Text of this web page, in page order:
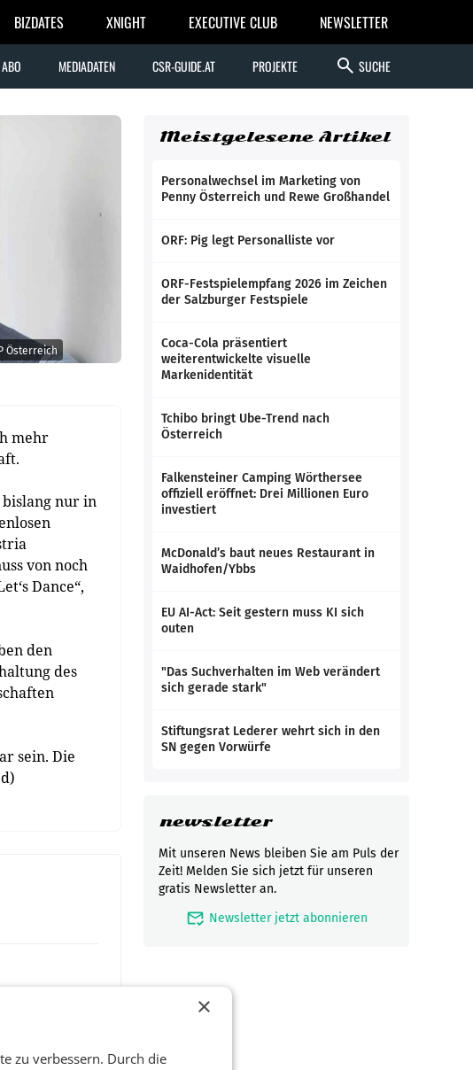
BIZDATES XNIGHT EXECUTIVE CLUB NEWSLETTER
ABO MEDIADATEN CSR-GUIDE.AT PROJEKTE search SUCHE
Österreich
mehr
nur in
von noch
Dance“,
den
des
sein. Die
Meistgelesene Artikel
Personalwechsel im Marketing von
Penny Österreich und Rewe Großhandel
ORF: Pig legt Personalliste vor
ORF-Festspielempfang 2026 im Zeichen
der Salzburger Festspiele
Coca-Cola präsentiert
weiterentwickelte visuelle
Markenidentität
Tchibo bringt Ube-Trend nach
Österreich
Falkensteiner Camping Wörthersee
offiziell eröffnet: Drei Millionen Euro
investiert
McDonald’s baut neues Restaurant in
Waidhofen/Ybbs
EU AI-Act: Seit gestern muss KI sich
outen
"Das Suchverhalten im Web verändert
sich gerade stark"
Stiftungsrat Lederer wehrt sich in den
SN gegen Vorwürfe
newsletter
Mit unseren News bleiben Sie am Puls der
Zeit! Melden Sie sich jetzt für unseren
gratis Newsletter an.
mark_email_read Newsletter jetzt abonnieren
×
zu verbessern. Durch die